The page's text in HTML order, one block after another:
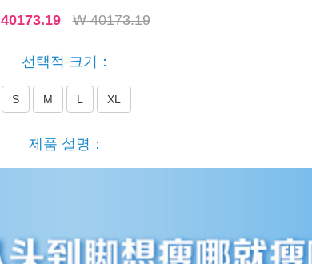
40173.19 ₩ 40173.19
선택적 크기：
S M L XL
제품 설명：